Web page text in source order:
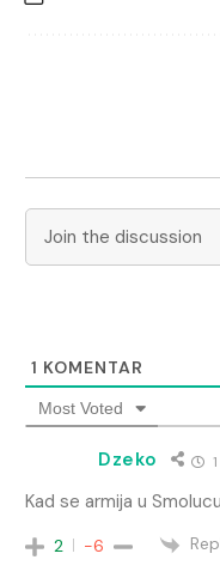
1 KOMENTAR
Most Voted
Dzeko
Kad se armija u
2 -6